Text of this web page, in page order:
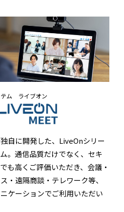
ム ライブオン
自に開発した、LiveOnシリー
。通信品質だけでなく、セキ
も高くご評価いただき、会議・
・遠隔商談・テレワーク等、
ケーションでご利用いただい